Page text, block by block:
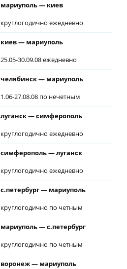
мариуполь — киев
круглогодично ежедневно
киев — мариуполь
25.05-30.09.08 ежедневно
челябинск — мариуполь
1.06-27.08.08 по нечетным
луганск — симферополь
круглогодично ежедневно
симферополь — луганск
круглогодично ежедневно
с.петербург — мариуполь
круглогодично по четным
мариуполь — с.петербург
круглогодично по четным
воронеж — мариуполь